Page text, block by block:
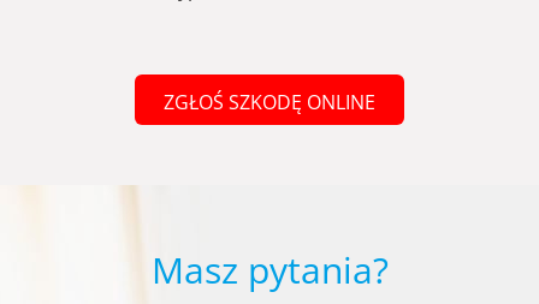
ZGŁOŚ SZKODĘ ONLINE
Masz pytania?